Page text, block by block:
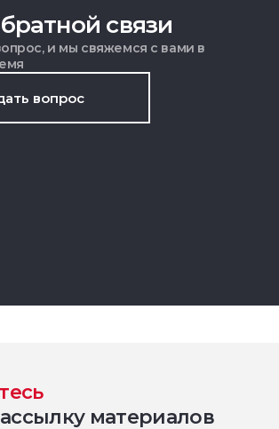
связи
и мы свяжемся с вами в
вопрос
материалов